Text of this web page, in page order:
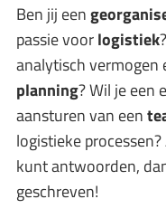
Ben jij een
passie voorlogistiek
analytisch
planning? Wil je een
aansturen van een
logistieke processen?
kunt antwoorden,
geschreven!